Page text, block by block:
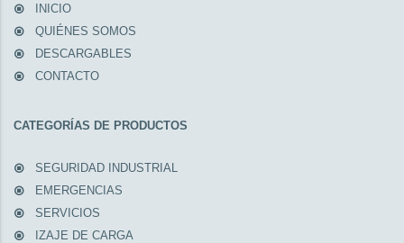
INICIO
QUIÉNES SOMOS
DESCARGABLES
CONTACTO
CATEGORÍAS DE PRODUCTOS
SEGURIDAD INDUSTRIAL
EMERGENCIAS
SERVICIOS
IZAJE DE CARGA